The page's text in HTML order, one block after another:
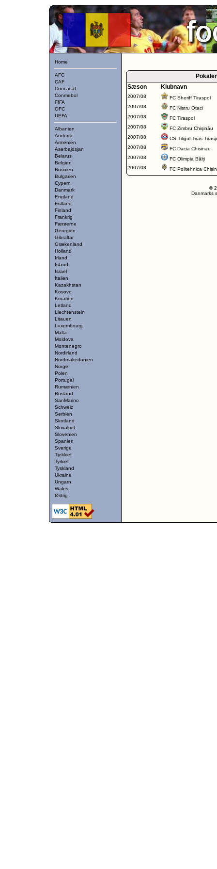
Home
AFC
CAF
Concacaf
Conmebol
FIFA
OFC
UEFA
Albanien
Andorra
Armenien
Aserbajdsjan
Belarus
Belgien
Bosnien
Bulgarien
Cypern
Danmark
England
Estland
Finland
Frankrig
Færøerne
Georgien
Gibraltar
Grækenland
Holland
Irland
Island
Israel
Italien
Kazakhstan
Kosovo
Kroatien
Letland
Liechtenstein
Litauen
Luxembourg
Malta
Moldova
Montenegro
Nordirland
Nordmakedonien
Norge
Polen
Portugal
Rumænien
Rusland
SanMarino
Schweiz
Serbien
Skotland
Slovakiet
Slovenien
Spanien
Sverige
Tjekkiet
Tyrkiet
Tyskland
Ukraine
Ungarn
Wales
Østrig
Sæson
Klubnavn
2007/08
FC Sheriff Tiraspol
2007/08
FC Nistru Otaci
2007/08
FC Tiraspol
2007/08
FC Zimbru Chișinău
2007/08
CS Tiligul-Tiras
2007/08
FC Dacia Chisinau
2007/08
FC Olimpia Bălți
2007/08
FC Politehnica
©
Danmarks